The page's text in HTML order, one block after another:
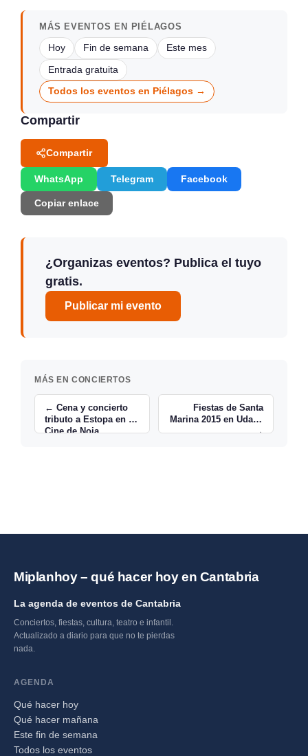
MÁS EVENTOS EN PIÉLAGOS
Hoy Fin de semana Este mes
Entrada gratuita
Todos los eventos en Piélagos →
Compartir
Compartir
WhatsApp Telegram Facebook
Copiar enlace
¿Organizas eventos? Publica el tuyo
gratis.
Publicar mi evento
MÁS EN CONCIERTOS
← Cena y concierto
tributo a Estopa en El
Cine de Noja
Fiestas de Santa
Marina 2015 en Udalla
→
Miplanhoy – qué hacer hoy en Cantabria
La agenda de eventos de Cantabria
Conciertos, fiestas, cultura, teatro e infantil.
Actualizado a diario para que no te pierdas
nada.
AGENDA
Qué hacer hoy
Qué hacer mañana
Este fin de semana
Todos los eventos